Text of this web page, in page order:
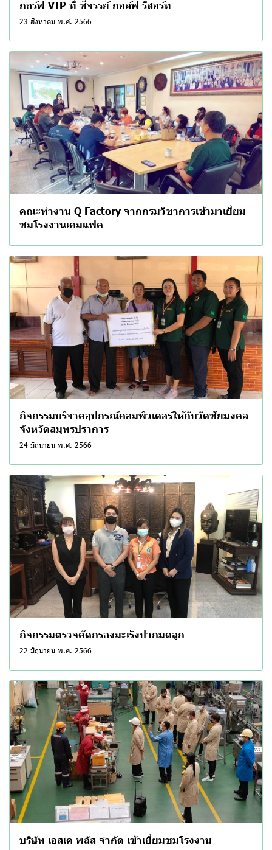
กอร์ฟ VIP ที่ ชีจรรย์ กอล์ฟ รีสอร์ท
23 สิงหาคม พ.ศ. 2566
คณะทำงาน Q Factory จากกรมวิชาการเข้ามาเยี่ยม
ชมโรงงานเคมแฟค
กิจกรรมบริจาคอุปกรณ์คอมพิวเตอร์ให้กับวัดชัยมงคล
จังหวัดสมุทรปราการ
24 มิถุนายน พ.ศ. 2566
กิจกรรมตรวจคัดกรองมะเร็งปากมดลูก
22 มิถุนายน พ.ศ. 2566
บริษัท เอสเค พลัส จำกัด เข้าเยี่ยมชมโรงงาน